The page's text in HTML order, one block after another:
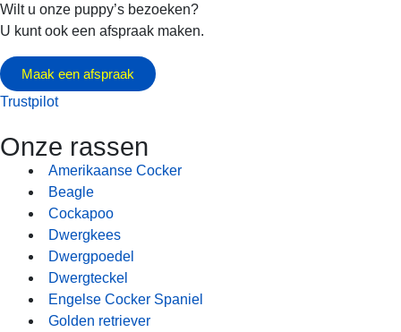
Wilt u onze puppy’s bezoeken?
U kunt ook een afspraak maken.
Maak een afspraak
Trustpilot
Onze rassen
Amerikaanse Cocker
Beagle
Cockapoo
Dwergkees
Dwergpoedel
Dwergteckel
Engelse Cocker Spaniel
Golden retriever